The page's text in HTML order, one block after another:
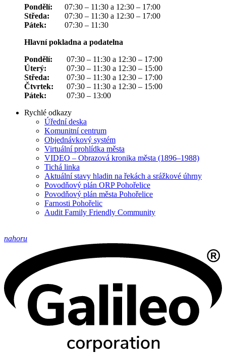
Pondělí:
07:30 – 11:30 a 12:30 – 17:00
Středa:
07:30 – 11:30 a 12:30 – 17:00
Pátek:
07:30 – 11:30
Hlavní pokladna a podatelna
Pondělí:
07:30 – 11:30 a 12:30 – 17:00
Úterý:
07:30 – 11:30 a 12:30 – 15:00
Středa:
07:30 – 11:30 a 12:30 – 17:00
Čtvrtek:
07:30 – 11:30 a 12:30 – 15:00
Pátek:
07:30 – 13:00
Rychlé odkazy
Úřední deska
Komunitní centrum
Objednávkový systém
Virtuální prohlídka města
VIDEO – Obrazová kronika města (1896–1988)
Tichá linka
Aktuální stavy hladin na řekách a srážkové úhrny
Povodňový plán ORP Pohořelice
Povodňový plán města Pohořelice
Farnosti Pohořelic
Audit Family Friendly Community
nahoru